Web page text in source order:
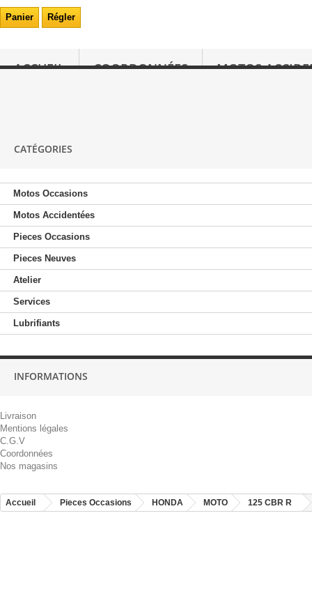
Panier Régler
ACCUEIL COORDONNÉES MOTOS
CATÉGORIES
Motos Occasions
Motos Accidentées
Pieces Occasions
Pieces Neuves
Atelier
Services
Lubrifiants
INFORMATIONS
Livraison
Mentions légales
C.G.V
Coordonnées
Nos magasins
Accueil Pieces Occasions HONDA MOTO 125 CBR R